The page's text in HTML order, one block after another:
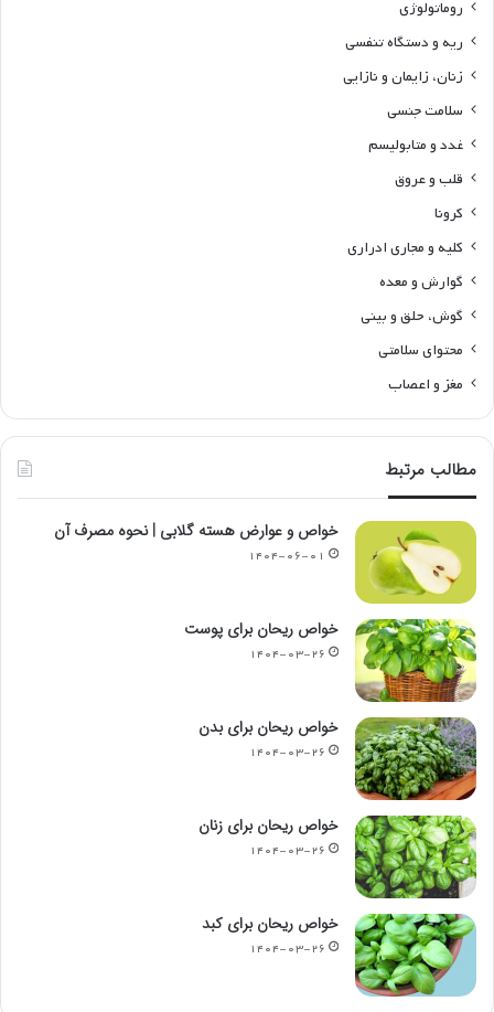
روماتولوژی
ریه و دستگاه تنفسی
زنان، زایمان و نازایی
سلامت جنسی
غدد و متابولیسم
قلب و عروق
کرونا
کلیه و مجاری ادراری
گوارش و معده
گوش، حلق و بینی
محتوای سلامتی
مغز و اعصاب
مطالب مرتبط
خواص و عوارض هسته گلابی | نحوه مصرف آن
۱۴۰۴-۰۶-۰۱
خواص ریحان برای پوست
۱۴۰۴-۰۳-۲۶
خواص ریحان برای بدن
۱۴۰۴-۰۳-۲۶
خواص ریحان برای زنان
۱۴۰۴-۰۳-۲۶
خواص ریحان برای کبد
۱۴۰۴-۰۳-۲۶